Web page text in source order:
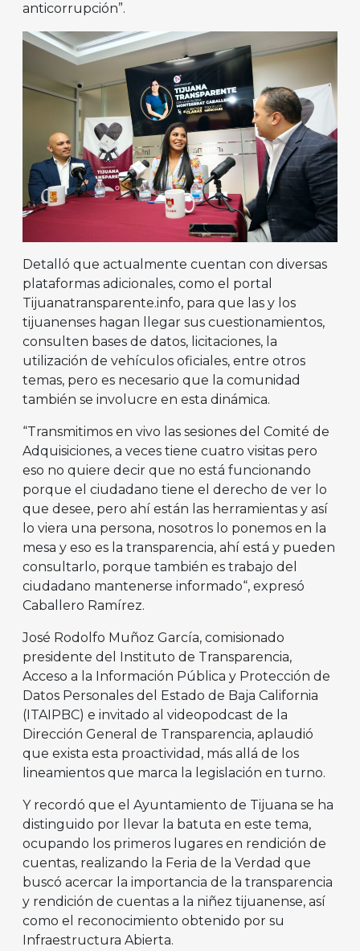
anticorrupción”.
Detalló que actualmente cuentan con diversas
plataformas adicionales, como el portal
Tijuanatransparente.info, para que las y los
tijuanenses hagan llegar sus cuestionamientos,
consulten bases de datos, licitaciones, la
utilización de vehículos oficiales, entre otros
temas, pero es necesario que la comunidad
también se involucre en esta dinámica.
“Transmitimos en vivo las sesiones del Comité de
Adquisiciones, a veces tiene cuatro visitas pero
eso no quiere decir que no está funcionando
porque el ciudadano tiene el derecho de ver lo
que desee, pero ahí están las herramientas y así
lo viera una persona, nosotros lo ponemos en la
mesa y eso es la transparencia, ahí está y pueden
consultarlo, porque también es trabajo del
ciudadano mantenerse informado“, expresó
Caballero Ramírez.
José Rodolfo Muñoz García, comisionado
presidente del Instituto de Transparencia,
Acceso a la Información Pública y Protección de
Datos Personales del Estado de Baja California
(ITAIPBC) e invitado al videopodcast de la
Dirección General de Transparencia, aplaudió
que exista esta proactividad, más allá de los
lineamientos que marca la legislación en turno.
Y recordó que el Ayuntamiento de Tijuana se ha
distinguido por llevar la batuta en este tema,
ocupando los primeros lugares en rendición de
cuentas, realizando la Feria de la Verdad que
buscó acercar la importancia de la transparencia
y rendición de cuentas a la niñez tijuanense, así
como el reconocimiento obtenido por su
Infraestructura Abierta.